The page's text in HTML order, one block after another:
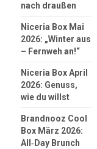
nach draußen
Niceria Box Mai
2026: „Winter aus
– Fernweh an!“
Niceria Box April
2026: Genuss,
wie du willst
Brandnooz Cool
Box März 2026:
All‑Day Brunch